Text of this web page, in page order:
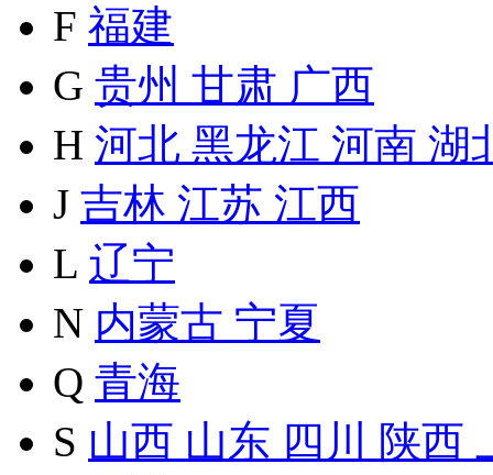
F 福建
G 贵州 甘肃 广西
H 河北 黑龙江 河南 湖
J 吉林 江苏 江西
L 辽宁
N 内蒙古 宁夏
Q 青海
S 山西 山东 四川 陕西